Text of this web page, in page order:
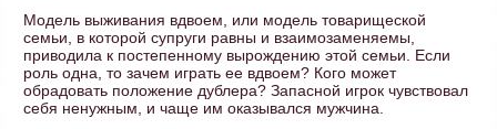
Модель выживания вдвоем, или модель товарищеской
семьи, в которой супруги равны и взаимозаменяемы,
приводила к постепенному вырождению этой семьи. Если
роль одна, то зачем играть ее вдвоем? Кого может
обрадовать положение дублера? Запасной игрок чувствовал
себя ненужным, и чаще им оказывался мужчина.